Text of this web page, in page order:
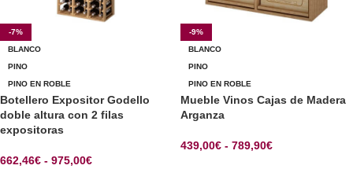
-7%
BLANCO
PINO
PINO EN ROBLE
Botellero Expositor Godello
doble altura con 2 filas
expositoras
662,46€ - 975,00€
-9%
BLANCO
PINO
PINO EN ROBLE
Mueble Vinos Cajas de Madera
Arganza
439,00€ - 789,90€